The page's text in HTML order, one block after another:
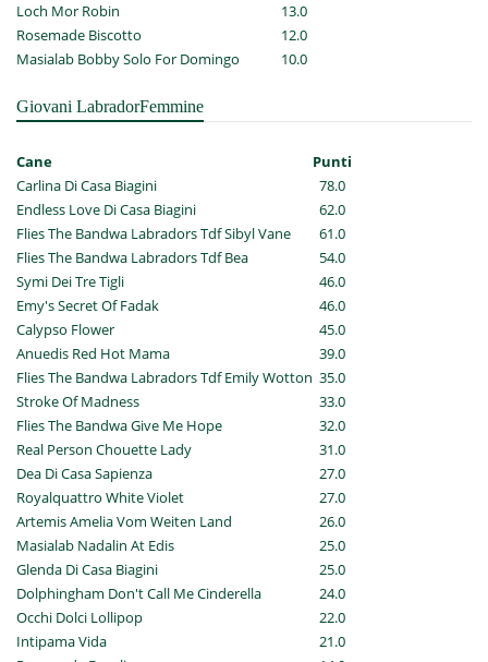
Loch Mor Robin
13.0
Rosemade Biscotto
12.0
Masialab Bobby Solo For Domingo
10.0
Giovani LabradorFemmine
Cane
Punti
Carlina Di Casa Biagini
78.0
Endless Love Di Casa Biagini
62.0
Flies The Bandwa Labradors Tdf Sibyl Vane
61.0
Flies The Bandwa Labradors Tdf Bea
54.0
Symi Dei Tre Tigli
46.0
Emy's Secret Of Fadak
46.0
Calypso Flower
45.0
Anuedis Red Hot Mama
39.0
Flies The Bandwa Labradors Tdf Emily Wotton 35.0
Stroke Of Madness
33.0
Flies The Bandwa Give Me Hope
32.0
Real Person Chouette Lady
31.0
Dea Di Casa Sapienza
27.0
Royalquattro White Violet
27.0
Artemis Amelia Vom Weiten Land
26.0
Masialab Nadalin At Edis
25.0
Glenda Di Casa Biagini
25.0
Dolphingham Don't Call Me Cinderella
24.0
Occhi Dolci Lollipop
22.0
Intipama Vida
21.0